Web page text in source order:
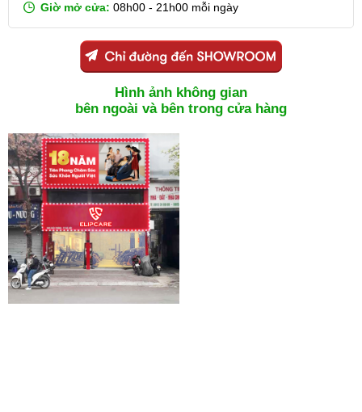
Giờ mở cửa: 08h00 - 21h00 mỗi ngày
Hình ảnh không gian
bên ngoài và bên trong cửa hàng